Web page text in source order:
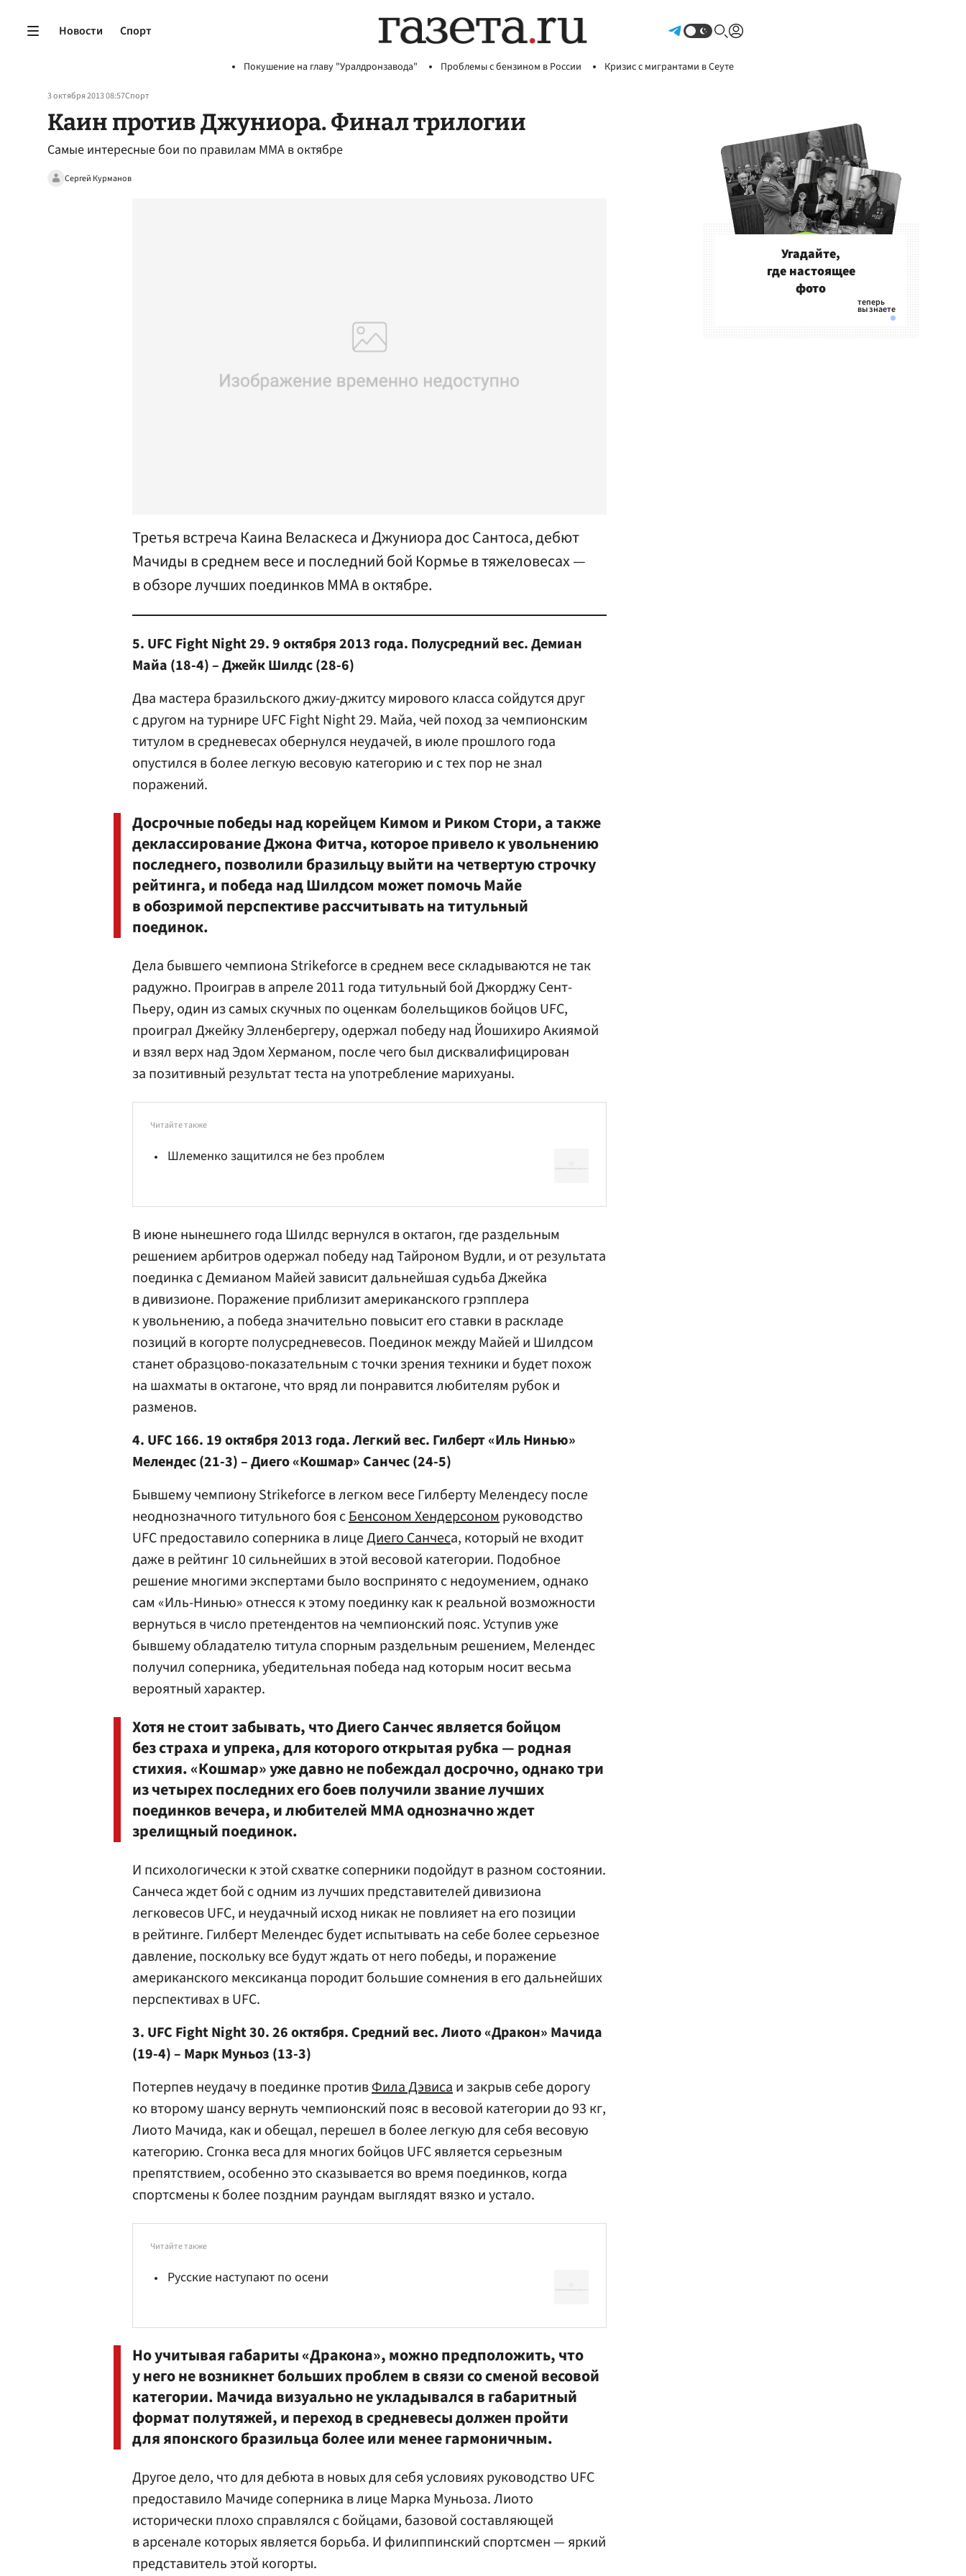
Новости Спорт
Покушение на главу "Уралдронзавода" Проблемы с бензином в России Кризис с мигрантами в Сеуте
3 октября 2013 08:57Спорт
Каин против Джуниора. Финал трилогии
Самые интересные бои по правилам ММА в октябре
Сергей Курманов
Третья встреча Каина Веласкеса и Джуниора дос Сантоса, дебют
Мачиды в среднем весе и последний бой Кормье в тяжеловесах —
в обзоре лучших поединков ММА в октябре.
5. UFC Fight Night 29. 9 октября 2013 года. Полусредний вес. Демиан
Майа (18-4) – Джейк Шилдс (28-6)
Два мастера бразильского джиу-джитсу мирового класса сойдутся друг
с другом на турнире UFC Fight Night 29. Майа, чей поход за чемпионским
титулом в средневесах обернулся неудачей, в июле прошлого года
опустился в более легкую весовую категорию и с тех пор не знал
поражений.
Досрочные победы над корейцем Кимом и Риком Стори, а также
деклассирование Джона Фитча, которое привело к увольнению
последнего, позволили бразильцу выйти на четвертую строчку
рейтинга, и победа над Шилдсом может помочь Майе
в обозримой перспективе рассчитывать на титульный
поединок.
Дела бывшего чемпиона Strikeforce в среднем весе складываются не так
радужно. Проиграв в апреле 2011 года титульный бой Джорджу Сент-
Пьеру, один из самых скучных по оценкам болельщиков бойцов UFC,
проиграл Джейку Элленбергеру, одержал победу над Йошихиро Акиямой
и взял верх над Эдом Херманом, после чего был дисквалифицирован
за позитивный результат теста на употребление марихуаны.
Читайте также
Шлеменко защитился не без проблем
В июне нынешнего года Шилдс вернулся в октагон, где раздельным
решением арбитров одержал победу над Тайроном Вудли, и от результата
поединка сДемианом Майей зависит дальнейшая судьба Джейка
в дивизионе. Поражение приблизит американского грэпплера
к увольнению, а победа значительно повысит его ставки в раскладе
позиций в когорте полусредневесов. Поединок между Майей и Шилдсом
станет образцово-показательным с точки зрения техники и будет похож
на шахматы в октагоне, что вряд ли понравится любителям рубок и
разменов.
4. UFC 166. 19 октября 2013 года. Легкий вес. Гилберт «Иль Нинью»
Мелендес (21-3) – Диего «Кошмар» Санчес (24-5)
Бывшему чемпиону Strikeforce в легком весе Гилберту Мелендесу после
неоднозначного титульного боя сБенсоном Хендерсономруководство
UFC предоставило соперника в лицеДиего Санчеса, который не входит
даже в рейтинг 10 сильнейших в этой весовой категории. Подобное
решение многими экспертами было воспринято с недоумением, однако
сам «Иль-Нинью» отнесся к этому поединку как к реальной возможности
вернуться в число претендентов на чемпионский пояс. Уступив уже
бывшему обладателю титула спорным раздельным решением, Мелендес
получил соперника, убедительная победа над которым носит весьма
вероятный характер.
Хотя не стоит забывать, что Диего Санчес является бойцом
без страха и упрека, для которого открытая рубка — родная
стихия. «Кошмар» уже давно не побеждал досрочно, однако три
из четырех последних его боев получили звание лучших
поединков вечера, и любителей ММА однозначно ждет
зрелищный поединок.
И психологически к этой схватке соперники подойдут в разном состоянии.
Санчеса ждет бой с одним из лучших представителей дивизиона
легковесов UFC, и неудачный исход никак не повлияет на его позиции
в рейтинге. Гилберт Мелендес будет испытывать на себе более серьезное
давление, поскольку все будут ждать от него победы, и поражение
американского мексиканца породит большие сомнения в его дальнейших
перспективах в UFC.
3. UFC Fight Night 30. 26 октября. Средний вес. Лиото «Дракон» Мачида
(19-4) – Марк Муньоз (13-3)
Потерпев неудачу в поединке противФила Дэвисаи закрыв себе дорогу
ко второму шансу вернуть чемпионский пояс в весовой категории до 93 кг,
Лиото Мачида, как и обещал, перешел в более легкую для себя весовую
категорию. Сгонка веса для многих бойцов UFC является серьезным
препятствием, особенно это сказывается во время поединков, когда
спортсмены к более поздним раундам выглядят вязко и устало.
Читайте также
Русские наступают по осени
Но учитывая габариты «Дракона», можно предположить, что
у него не возникнет больших проблем в связи со сменой весовой
категории. Мачида визуально не укладывался в габаритный
формат полутяжей, и переход в средневесы должен пройти
для японского бразильца более или менее гармоничным.
Другое дело, что для дебюта в новых для себя условиях руководство UFC
предоставило Мачиде соперника в лице Марка Муньоза. Лиото
исторически плохо справлялся с бойцами, базовой составляющей
в арсенале которых является борьба. И филиппинский спортсмен — яркий
представитель этой когорты.
Угадайте,
где настоящее
фото